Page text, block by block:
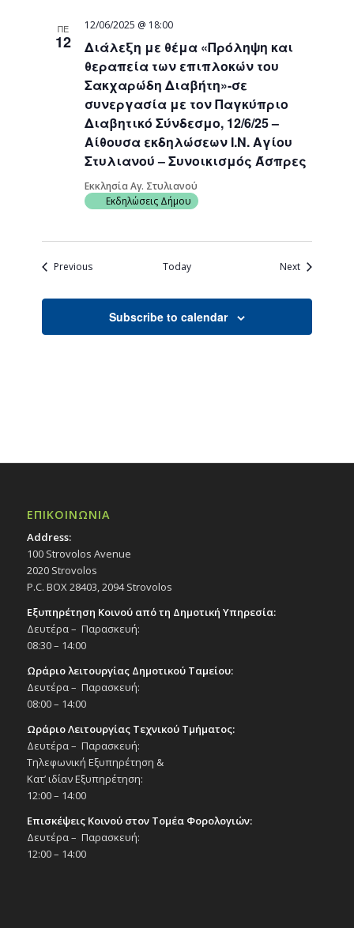
ΠΕ
12
Διάλεξη με θέμα «Πρόληψη και
θεραπεία των επιπλοκών του
Σακχαρώδη Διαβήτη»-σε
συνεργασία με τον Παγκύπριο
Διαβητικό Σύνδεσμο, 12/6/25 –
Αίθουσα εκδηλώσεων Ι.Ν. Αγίου
Στυλιανού – Συνοικισμός Άσπρες
12/06/2025 @ 18:00
Εκκλησία Αγ. Στυλιανού
Εκδηλώσεις Δήμου
PreviousEvents Today NextEvents
Subscribe to calendar
ΕΠΙΚΟΙΝΩΝΙΑ
Address:
100 Strovolos Avenue
2020 Strovolos
P.C. BOX 28403, 2094 Strovolos
Εξυπηρέτηση Κοινού από τη Δημοτική Υπηρεσία:
Δευτέρα – Παρασκευή:
08:30 – 14:00
Ωράριο λειτουργίας Δημοτικού Ταμείου:
Δευτέρα – Παρασκευή:
08:00 – 14:00
Ωράριο Λειτουργίας Τεχνικού Τμήματος:
Δευτέρα – Παρασκευή:
Τηλεφωνική Εξυπηρέτηση &
Κατ’ ιδίαν Εξυπηρέτηση:
12:00 – 14:00
Επισκέψεις Κοινού στον Τομέα Φορολογιών:
Δευτέρα – Παρασκευή:
12:00 – 14:00